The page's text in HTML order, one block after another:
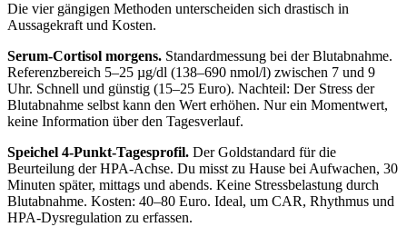
Die vier gängigen Methoden unterscheiden sich drastisch in
Aussagekraft und Kosten.
Serum-Cortisol morgens. Standardmessung bei der Blutabnahme.
Referenzbereich 5–25 µg/dl (138–690 nmol/l) zwischen 7 und 9
Uhr. Schnell und günstig (15–25 Euro). Nachteil: Der Stress der
Blutabnahme selbst kann den Wert erhöhen. Nur ein Momentwert,
keine Information über den Tagesverlauf.
Speichel 4-Punkt-Tagesprofil. Der Goldstandard für die
Beurteilung der HPA-Achse. Du misst zu Hause bei Aufwachen, 30
Minuten später, mittags und abends. Keine Stressbelastung durch
Blutabnahme. Kosten: 40–80 Euro. Ideal, um CAR, Rhythmus und
HPA-Dysregulation zu erfassen.